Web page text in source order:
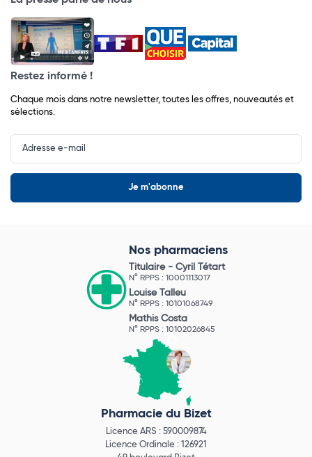
Restez informé !
Chaque mois dans notre newsletter, toutes les offres, nouveautés et
sélections.
Input
Newsletter
Nos pharmaciens
Titulaire - Cyril Tétart
N° RPPS : 10001113017
Louise Talleu
N° RPPS : 10101068749
Mathis Costa
N° RPPS : 10102026845
Pharmacie du Bizet
Licence ARS : 590009874
Licence Ordinale : 126921